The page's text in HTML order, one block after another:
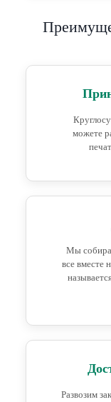
можете
Мы
все вместе
Развозим